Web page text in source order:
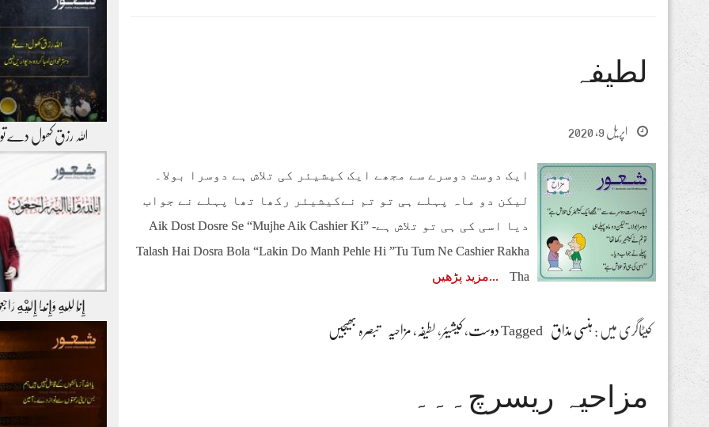
اللہ رزق کھول دے
إِنَّا لِلّهِ وَإِنَّـا إِلَيْهِ
لطیفہ
اپریل 9, 2020
ایک دوست دوسرے سے مجھے ایک کیشیئر کی تلاش ہے دوسرا بولا۔
لیکن دو ماہ پہلے ہی تو تم نےکیشیئر رکھا تھا پہلے نے جواب
دیا اسی کی ہی تو تلاش ہے- ”Aik Dost Dosre Se “Mujhe Aik Cashier Ki
Talash Hai Dosra Bola “Lakin Do Manh Pehle Hi ”Tu Tum Ne Cashier Rakha
Tha
مزید پڑھیں
کیٹاگری میں : ہنسی مذاق Taggedدوست، کیشیئر ، لطیفہ ، مزاحیہ تبصرہ بھیجیں
مزاحیہ ریسرچ۔۔۔